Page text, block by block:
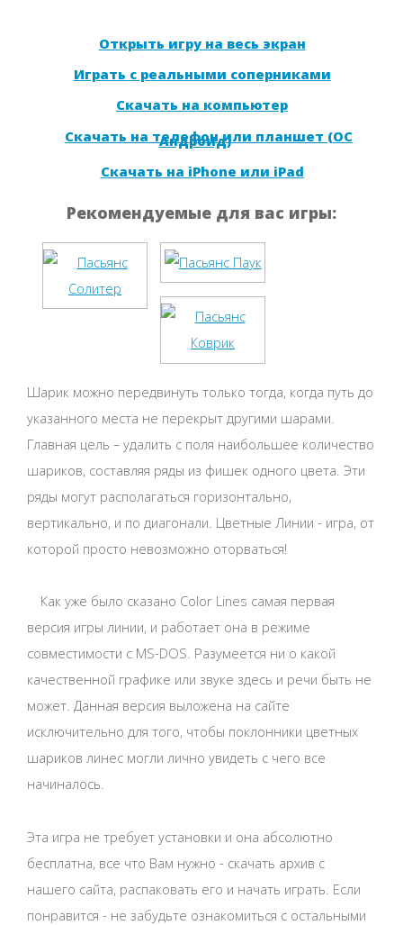
Открыть игру на весь экран
Играть с реальными соперниками
Скачать на компьютер
Скачать на телефон или планшет (ОС
Андроид)
Скачать на iPhone или iPad
Рекомендуемые для вас игры:
Шарик можно передвинуть только тогда, когда путь до
указанного места не перекрыт другими шарами.
Главная цель – удалить с поля наибольшее количество
шариков, составляя ряды из фишек одного цвета. Эти
ряды могут располагаться горизонтально,
вертикально, и по диагонали. Цветные Линии - игра, от
которой просто невозможно оторваться!
Как уже было сказано Color Lines самая первая
версия игры линии, и работает она в режиме
совместимости с MS-DOS. Разумеется ни о какой
качественной графике или звуке здесь и речи быть не
может. Данная версия выложена на сайте
исключительно для того, чтобы поклонники цветных
шариков линес могли лично увидеть с чего все
начиналось.
Эта игра не требует установки и она абсолютно
бесплатна, все что Вам нужно - скачать архив с
нашего сайта, распаковать его и начать играть. Если
понравится - не забудьте ознакомиться с остальными